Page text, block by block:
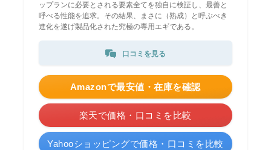
ップランに必要とされる要素全てを独自に検証し、最善と
呼べる性能を追求。その結果、まさに（熟成）と呼ぶべき
進化を遂げ製品化された究極の専用エギである。
口コミを見る
Amazonで最安値・在庫を確認
楽天で価格・口コミを比較
Yahooショッピングで価格・口コミを比較